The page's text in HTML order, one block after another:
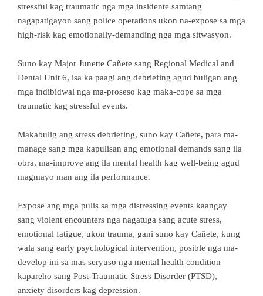
stressful kag traumatic nga mga insidente samtang
nagapatigayon sang police operations ukon na-expose sa mga
high-risk kag emotionally-demanding nga mga sitwasyon.
Suno kay Major Junette Cañete sang Regional Medical and
Dental Unit 6, isa ka paagi ang debriefing agud buligan ang
mga indibidwal nga ma-proseso kag maka-cope sa mga
traumatic kag stressful events.
Makabulig ang stress debriefing, suno kay Cañete, para ma-
manage sang mga kapulisan ang emotional demands sang ila
obra, ma-improve ang ila mental health kag well-being agud
magmayo man ang ila performance.
Expose ang mga pulis sa mga distressing events kaangay
sang violent encounters nga nagatuga sang acute stress,
emotional fatigue, ukon trauma, gani suno kay Cañete, kung
wala sang early psychological intervention, posible nga ma-
develop ini sa mas seryuso nga mental health condition
kapareho sang Post-Traumatic Stress Disorder (PTSD),
anxiety disorders kag depression.